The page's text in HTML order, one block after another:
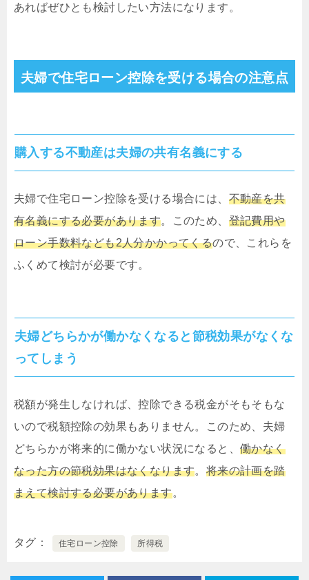
あればぜひとも検討したい方法になります。
夫婦で住宅ローン控除を受ける場合の注意点
購入する不動産は夫婦の共有名義にする
夫婦で住宅ローン控除を受ける場合には、 不動産を共
有名義にする必要があります。このため、 登記費用や
ローン手数料なども2人分かかってくるので、これらを
ふくめて検討が必要です。
夫婦どちらかが働かなくなると節税効果がなくな
ってしまう
税額が発生しなければ、控除できる税金がそもそもな
いので税額控除の効果もありません。このため、夫婦
どちらかが将来的に働かない状況になると、 働かなく
なった方の節税効果はなくなります。 将来の計画を踏
まえて検討する必要があります。
タグ 住宅ローン控除 所得税